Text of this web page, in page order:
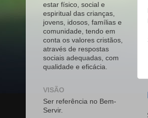
estar físico, social e
espiritual das crianças,
jovens, idosos, famílias e
comunidade, tendo em
conta os valores cristãos,
através de respostas
sociais adequadas, com
qualidade e eficácia.
VISÃO
Ser referência no Bem-
Servir.